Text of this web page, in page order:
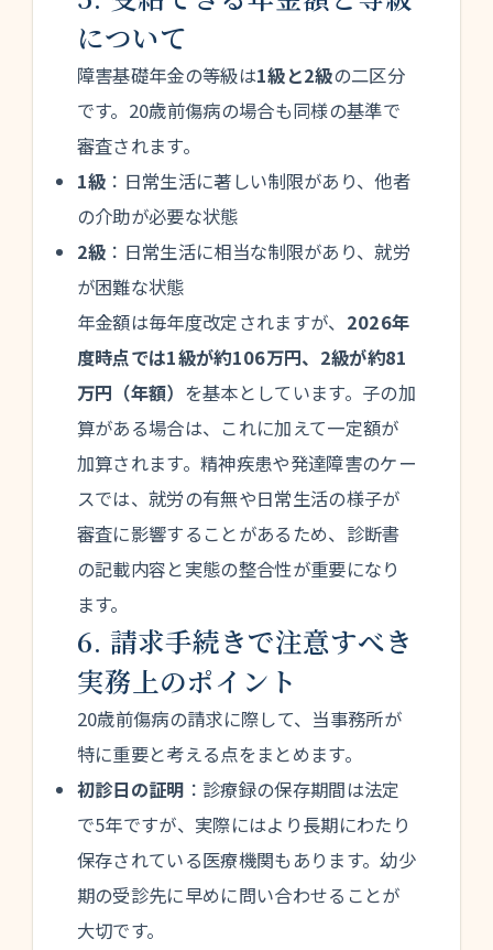
について
障害基礎年金の等級は1級と2級の二区分
です。20歳前傷病の場合も同様の基準で
審査されます。
1級 ：日常生活に著しい制限があり、他者
の介助が必要な状態
2級 ：日常生活に相当な制限があり、就労
が困難な状態
年金額は毎年度改定されますが、 2026年
度時点では1級が約106万円、2級が約81
万円（年額） を基本としています。子の加
算がある場合は、これに加えて一定額が
加算されます。精神疾患や発達障害のケー
スでは、就労の有無や日常生活の様子が
審査に影響することがあるため、診断書
の記載内容と実態の整合性が重要になり
ます。
6. 請求手続きで注意すべき
実務上のポイント
20歳前傷病の請求に際して、当事務所が
特に重要と考える点をまとめます。
初診日の証明 ：診療録の保存期間は法定
で5年ですが、実際にはより長期にわたり
保存されている医療機関もあります。幼少
期の受診先に早めに問い合わせることが
大切です。